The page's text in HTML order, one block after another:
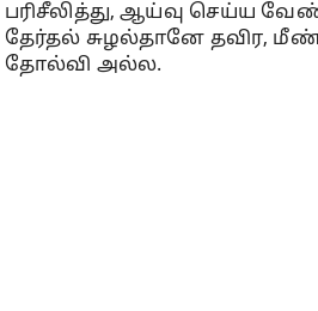
பரிசீலித்து, ஆய்வு செய்ய
தேர்தல் சுழல்தானே தவிர,
தோல்வி அல்ல.